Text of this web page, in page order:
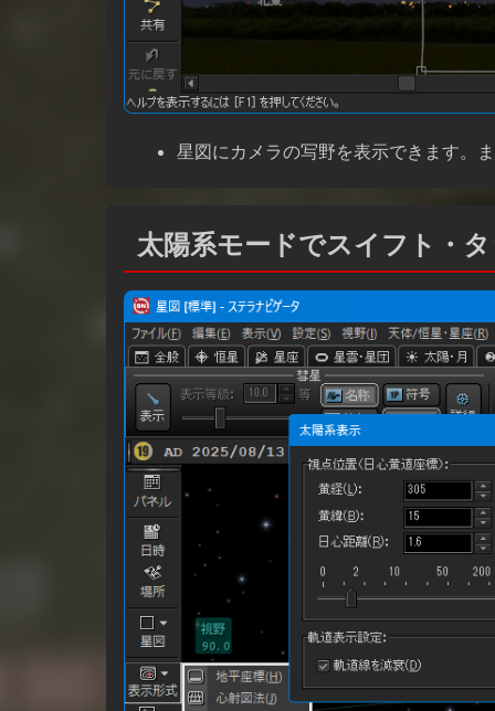
星図にカメラの写野を表示できます。
太陽系モードでスイフト・